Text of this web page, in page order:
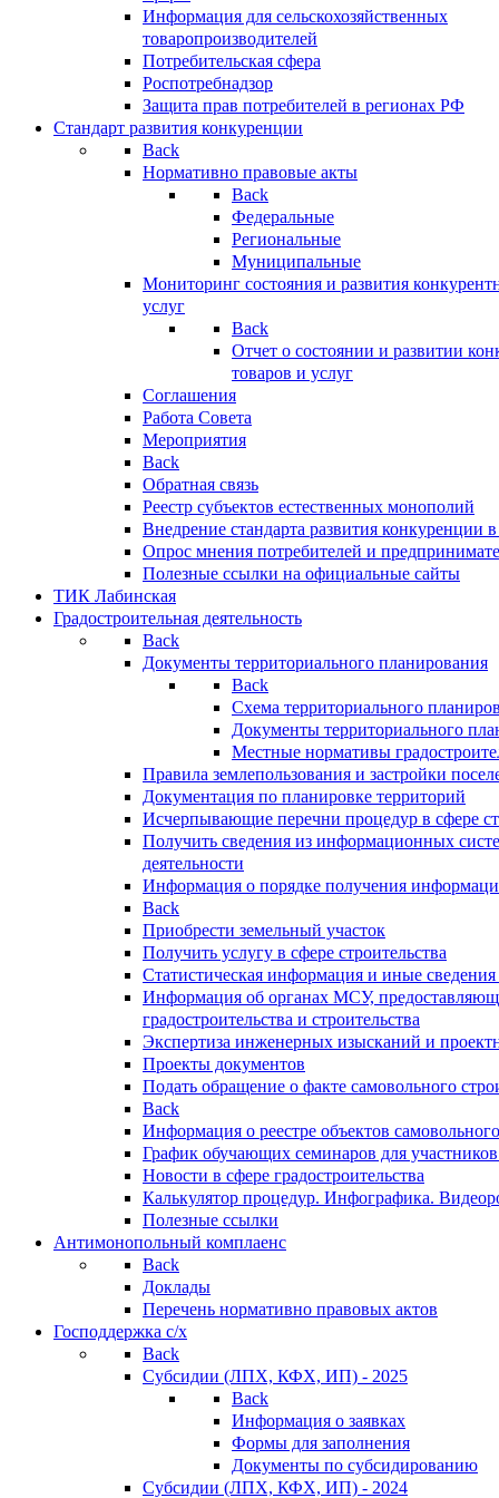
Информация для сельскохозяйственных
товаропроизводителей
Потребительская сфера
Роспотребнадзор
Защита прав потребителей в регионах РФ
Стандарт развития конкуренции
Back
Нормативно правовые акты
Back
Федеральные
Региональные
Муниципальные
Мониторинг состояния и развития
услуг
Back
Отчет о состоянии и развитии
товаров и услуг
Соглашения
Работа Совета
Мероприятия
Back
Обратная связь
Реестр субъектов естественных монополий
Внедрение стандарта развития конкуренции
Опрос мнения потребителей и
Полезные ссылки на официальные сайты
ТИК Лабинская
Градостроительная деятельность
Back
Документы территориального планирования
Back
Схема территориального
Документы территориального
Местные нормативы
Правила землепользования и застройки
Документация по планировке территорий
Исчерпывающие перечни процедур в сфере
Получить сведения из информационных
деятельности
Информация о порядке получения
Back
Приобрести земельный участок
Получить услугу в сфере строительства
Статистическая информация и иные сведения
Информация об органах МСУ,
градостроительства и строительства
Экспертиза инженерных изысканий и
Проекты документов
Подать обращение о факте самовольного
Back
Информация о реестре объектов
График обучающих семинаров для участников
Новости в сфере градостроительства
Калькулятор процедур. Инфографика.
Полезные ссылки
Антимонопольный комплаенс
Back
Доклады
Перечень нормативно правовых актов
Господдержка с/х
Back
Субсидии (ЛПХ, КФХ, ИП) - 2025
Back
Информация о заявках
Формы для заполнения
Документы по субсидированию
Субсидии (ЛПХ, КФХ, ИП) - 2024